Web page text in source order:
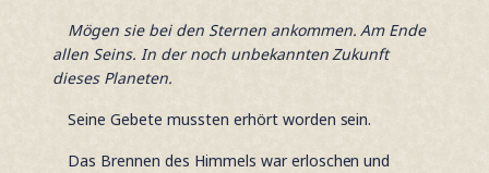
Mögen sie bei den Sternen ankommen. Am Ende
allen Seins. In der noch unbekannten Zukunft
dieses Planeten.
Seine Gebete mussten erhört worden sein.
Das Brennen des Himmels war erloschen und